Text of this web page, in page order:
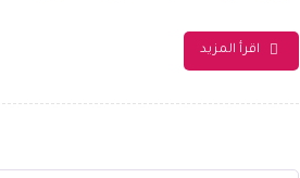
اقرأ المزيد